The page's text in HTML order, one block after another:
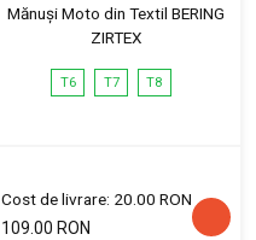
Mănuși Moto din Textil BERING
ZIRTEX
T6 T7 T8
Cost de livrare: 20.00 RON
109.00 RON